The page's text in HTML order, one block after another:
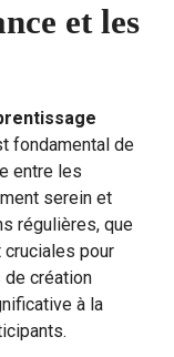
et les
fondamental de
entre les
serein et
régulières, que
pour
création
à la